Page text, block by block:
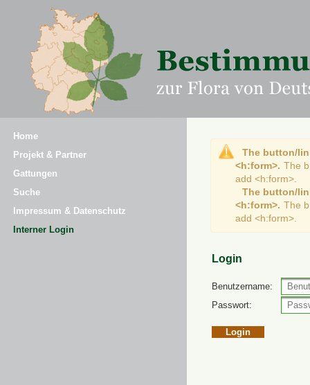
Home
Projekt & Partner
Gattungen
Suche
Impressum & Datenschutz
Interner Login
The button/
<h:form>. The
add <h:form>.
The button/
<h:form>. The
add <h:form>.
Login
Benutzername:
Passwort: